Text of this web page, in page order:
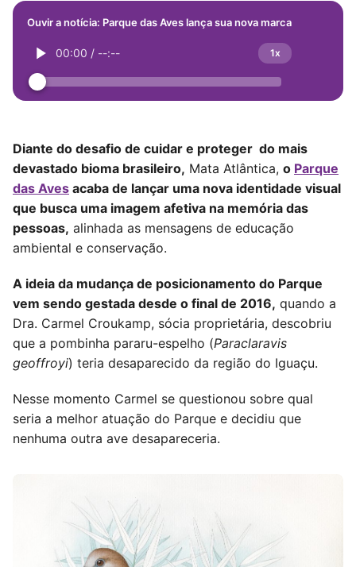
Ouvir a notícia: Parque das Aves lança sua nova marca
00:00 / --:-- 1x
Diante do desafio de cuidar e proteger do mais
devastado bioma brasileiro, Mata Atlântica, o Parque
das Aves acaba de lançar uma nova identidade visual
que busca uma imagem afetiva na memória das
pessoas, alinhada as mensagens de educação
ambiental e conservação.
A ideia da mudança de posicionamento do Parque
vem sendo gestada desde o final de 2016, quando a
Dra. Carmel Croukamp, sócia proprietária, descobriu
que a pombinha pararu-espelho (Paraclaravis
geoffroyi) teria desaparecido da região do Iguaçu.
Nesse momento Carmel se questionou sobre qual
seria a melhor atuação do Parque e decidiu que
nenhuma outra ave desapareceria.